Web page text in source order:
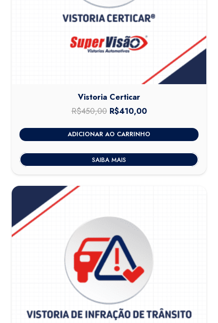
Vistoria Certicar
R$450,00 O
original
era:
R$450,00.
R$410,00O
atual
é:
R$410,00.
ADICIONAR AO CARRINHO
SAIBA MAIS